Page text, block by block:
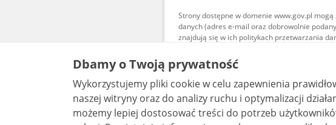
Strony dostępne w domenie www.gov.pl
danych (adres e-mail oraz dobrowolnie
znajdują się w ich politykach przetwarzania
Treści tekstowe publikowane w
udostępniane na licencji typu
warunkach 4.0 (CC BY-SA
są udostępniane na licencji
bez utworów zależnych 4.0 (CC
Dbamy o Twoją prywatność
Wykorzystujemy pliki cookie w celu zapewnienia
naszej witryny oraz do analizy ruchu i optymalizacji działania
możemy lepiej dostosować treści do potrzeb